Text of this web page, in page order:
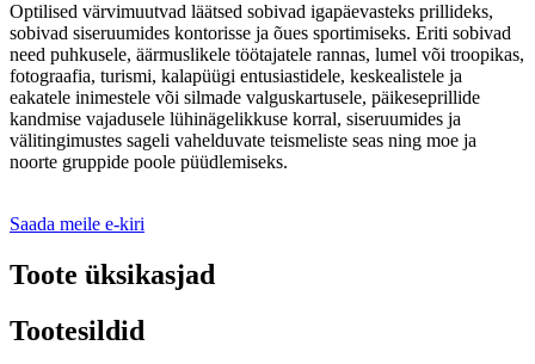
Optilised värvimuutvad läätsed sobivad igapäevasteks prillideks,
sobivad siseruumides kontorisse ja õues sportimiseks. Eriti sobivad
need puhkusele, äärmuslikele töötajatele rannas, lumel või troopikas,
fotograafia, turismi, kalapüügi entusiastidele, keskealistele ja
eakatele inimestele või silmade valguskartusele, päikeseprillide
kandmise vajadusele lühinägelikkuse korral, siseruumides ja
välitingimustes sageli vahelduvate teismeliste seas ning moe ja
noorte gruppide poole püüdlemiseks.
Saada meile e-kiri
Toote üksikasjad
Tootesildid